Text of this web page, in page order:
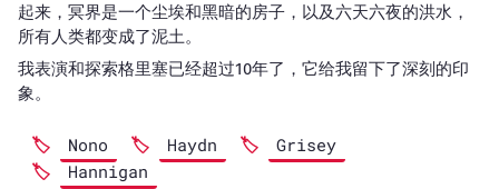
起来，冥界是一个尘埃和黑暗的房子，以及六天六夜的洪水，
所有人类都变成了泥土。
我表演和探索格里塞已经超过10年了，它给我留下了深刻的印
象。
Nono Haydn
Grisey
Hannigan